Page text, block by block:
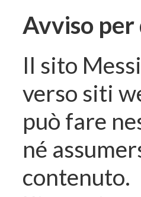
Avviso
Il sito
verso siti
può fare
né
contenuto.